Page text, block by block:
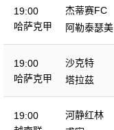
19:00
哈萨克甲
杰蒂赛FC
阿勒泰瑟美
19:00
哈萨克甲
沙克特
塔拉茲
19:00
河静红林